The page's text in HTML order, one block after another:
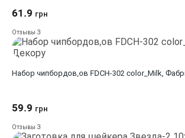
61.9 грн
Отзывы 3
Набор чипбордов,ов FDCH-302 color_Milk,
59.9 грн
Отзывы 3